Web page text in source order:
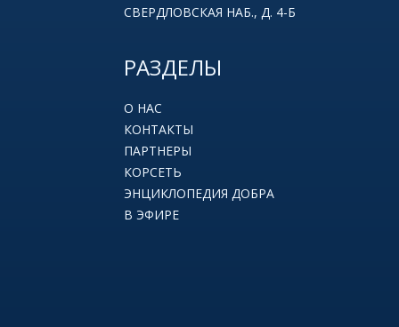
СВЕРДЛОВСКАЯ НАБ., Д. 4-Б
РАЗДЕЛЫ
О НАС
КОНТАКТЫ
ПАРТНЕРЫ
КОРСЕТЬ
ЭНЦИКЛОПЕДИЯ ДОБРА
В ЭФИРЕ